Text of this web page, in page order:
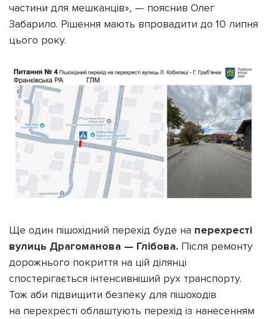
частини для мешканців», — пояснив Олег
Забарило. Рішення мають впровадити до 10 липня
цього року.
Ще один пішохідний перехід буде на перехресті
вулиць Драгоманова — Глібова. Після ремонту
дорожнього покриття на цій ділянці
спостерігається інтенсивніший рух транспорту.
Тож аби підвищити безпеку для пішоходів
на перехресті облаштують перехід із нанесенням